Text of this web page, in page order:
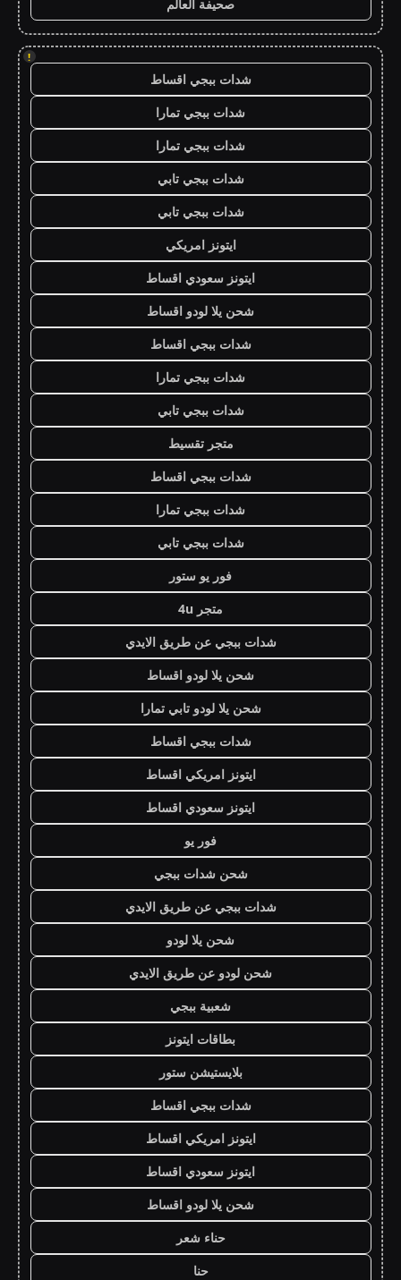
صحيفة العالم
!
شدات ببجي اقساط
شدات ببجي تمارا
شدات ببجي تمارا
شدات ببجي تابي
شدات ببجي تابي
ايتونز امريكي
ايتونز سعودي اقساط
شحن يلا لودو اقساط
شدات ببجي اقساط
شدات ببجي تمارا
شدات ببجي تابي
متجر تقسيط
شدات ببجي اقساط
شدات ببجي تمارا
شدات ببجي تابي
فور يو ستور
متجر 4u
شدات ببجي عن طريق الايدي
شحن يلا لودو اقساط
شحن يلا لودو تابي تمارا
شدات ببجي اقساط
ايتونز امريكي اقساط
ايتونز سعودي اقساط
فور يو
شحن شدات ببجي
شدات ببجي عن طريق الايدي
شحن يلا لودو
شحن لودو عن طريق الايدي
شعبية ببجي
بطاقات ايتونز
بلايستيشن ستور
شدات ببجي اقساط
ايتونز امريكي اقساط
ايتونز سعودي اقساط
شحن يلا لودو اقساط
حناء شعر
حنا